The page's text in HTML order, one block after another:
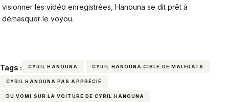
visionner les vidéo enregistrées, Hanouna se dit prêt à
démasquer le voyou.
Tags : CYRIL HANOUNA CYRIL HANOUNA CIBLE DE MALFRATS
CYRIL HANOUNA PAS APPRÉCIÉ
DU VOMI SUR LA VOITURE DE CYRIL HANOUNA